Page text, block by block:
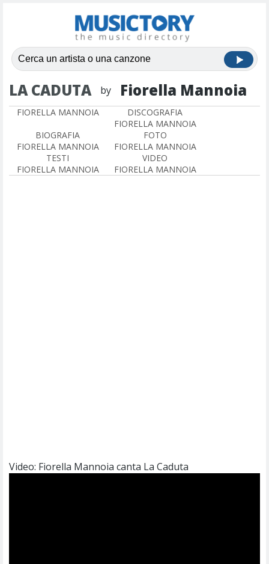
LA CADUTA by Fiorella Mannoia
FIORELLA MANNOIA
DISCOGRAFIA
FIORELLA MANNOIA
BIOGRAFIA
FIORELLA MANNOIA
FOTO
FIORELLA MANNOIA
TESTI
FIORELLA MANNOIA
VIDEO
FIORELLA MANNOIA
Video: Fiorella Mannoia canta La Caduta